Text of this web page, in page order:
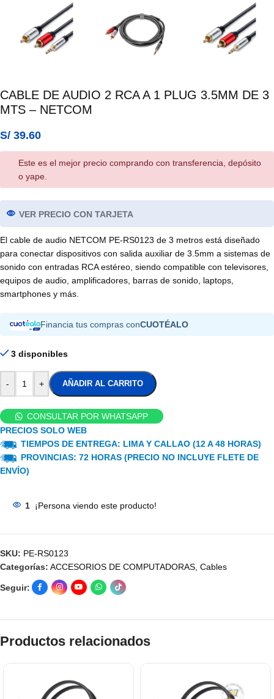
CABLE DE AUDIO 2 RCA A 1 PLUG 3.5MM DE 3
MTS – NETCOM
S/ 39.60
Este es el mejor precio comprando con transferencia, depósito
o yape.
VER PRECIO CON TARJETA
El cable de audio NETCOM PE-RS0123 de 3 metros está diseñado
para conectar dispositivos con salida auxiliar de 3.5mm a sistemas de
sonido con entradas RCA estéreo, siendo compatible con televisores,
equipos de audio, amplificadores, barras de sonido, laptops,
smartphones y más.
Financia tus compras conCUOTÉALO
3 disponibles
- + AÑADIR AL CARRITO
CONSULTAR POR WHATSAPP
PRECIOS SOLO WEB
TIEMPOS DE ENTREGA: LIMA Y CALLAO (12 A 48 HORAS)
PROVINCIAS: 72 HORAS (PRECIO NO INCLUYE FLETE DE
ENVÍO)
1 ¡Persona viendo este producto!
SKU: PE-RS0123
Categorías: ACCESORIOS DE COMPUTADORAS, Cables
Seguir:
Productos relacionados